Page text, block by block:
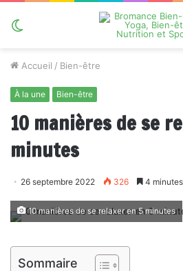
Accueil / Bien-être
À la une Bien-être
10 manières de se
minutes
26 septembre 2022 326 4
10 manières de se relaxer en 5 minutes
Sommaire